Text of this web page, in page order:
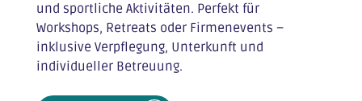
und sportliche Aktivitäten. Perfekt für
Workshops, Retreats oder Firmenevents –
inklusive Verpflegung, Unterkunft und
individueller Betreuung.